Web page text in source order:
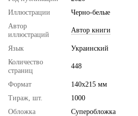
Иллюстрации
Черно-белые
Автор
иллюстраций
Автор книги
Язык
Украинский
Количество
страниц
448
Формат
140х215 мм
Тираж, шт.
1000
Обложка
Суперобложка